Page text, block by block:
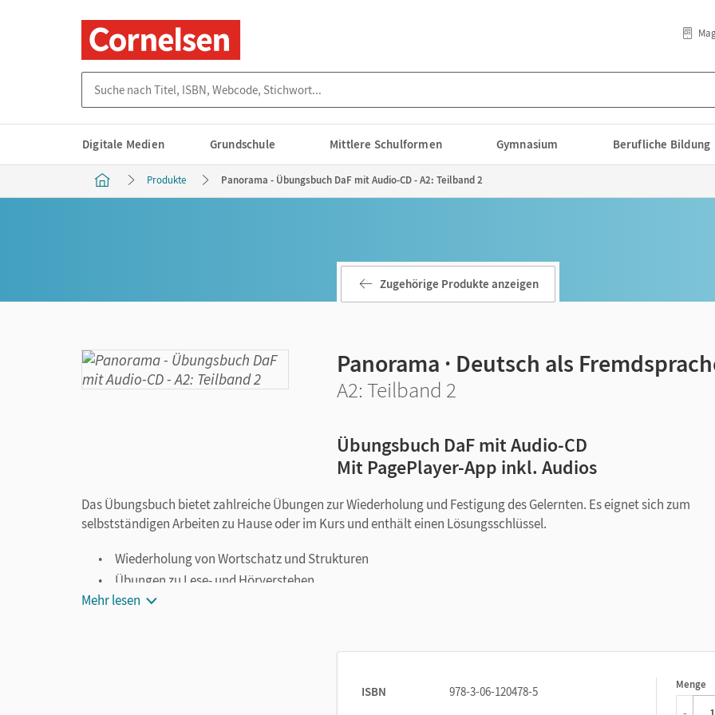
Digitale Medien Grundschule Mittlere Schulformen Gymnasium Berufliche Bildung
Produkte Panorama - Übungsbuch DaF mit Audio-CD - A2: Teilband 2
Zugehörige Produkte anzeigen
Panorama · Deutsch als
A2: Teilband 2
Übungsbuch DaF mit Audio-CD
Mit PagePlayer-App inkl. Audios
Das Übungsbuch bietet zahlreiche Übungen zur Wiederholung und Festigung des Gelernten. Es eignet sich zum
selbstständigen Arbeiten zu Hause oder im Kurs und enthält einen Lösungsschlüssel.
Wiederholung von Wortschatz und Strukturen
Übungen zu Lese- und Hörverstehen
Übungen zur Automatisierung
Mehr lesen
ISBN
978-3-06-120478-5
Menge
1